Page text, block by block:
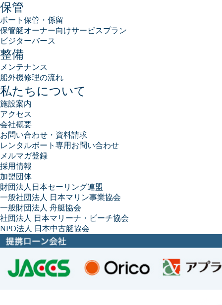
保管
ボート保管・係留
保管艇オーナー向けサービスプラン
ビジターバース
整備
メンテナンス
船外機修理の流れ
私たちについて
施設案内
アクセス
会社概要
お問い合わせ・資料請求
レンタルボート専用お問い合わせ
メルマガ登録
採用情報
加盟団体
財団法人日本セーリング連盟
一般社団法人 日本マリン事業協会
一般財団法人 舟艇協会
社団法人 日本マリーナ・ビーチ協会
NPO法人 日本中古艇協会